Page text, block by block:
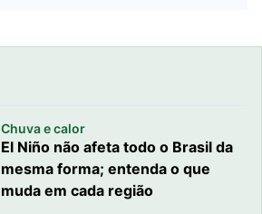
Chuva e calor
El Niño não afeta todo o Brasil da
mesma forma; entenda o que
muda em cada região